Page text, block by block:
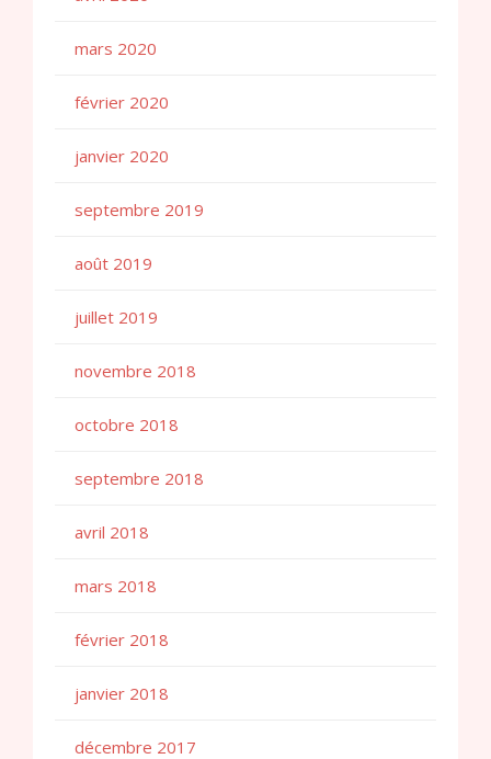
mars 2020
février 2020
janvier 2020
septembre 2019
août 2019
juillet 2019
novembre 2018
octobre 2018
septembre 2018
avril 2018
mars 2018
février 2018
janvier 2018
décembre 2017